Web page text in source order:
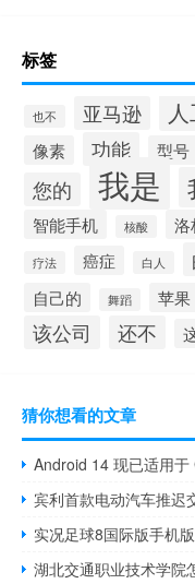
标签
也不 亚马逊
像素 功能 型号
您的 我是
智能手机
核酸 洛
疗法 癌症 白人
自己的 舞蹈 苹果
该公司 还不
猜你想看的文章
Android 14 现已适用于
宾利首款电动汽车推迟
实况足球8国际版手机